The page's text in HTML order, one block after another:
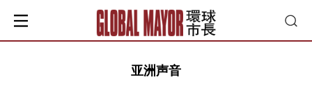
亚洲声音